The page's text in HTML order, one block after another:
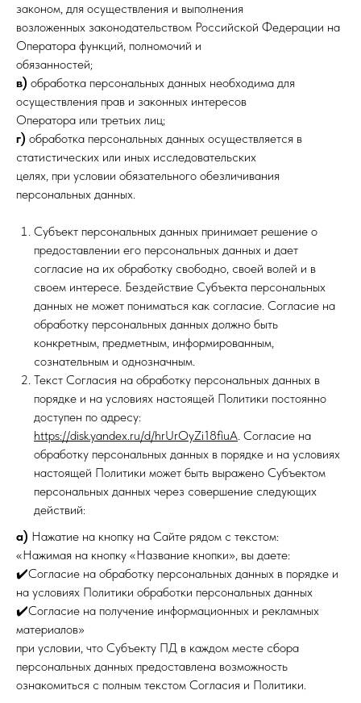
законом, для осуществления и выполнения
возложенных законодательством Российской Федерации на
Оператора функций, полномочий и
обязанностей;
в) обработка персональных данных необходима для
осуществления прав и законных интересов
Оператора или третьих лиц;
г) обработка персональных данных осуществляется в
статистических или иных исследовательских
целях, при условии обязательного обезличивания
персональных данных.
Субъект персональных данных принимает решение о
предоставлении его персональных данных и дает
согласие на их обработку свободно, своей волей и в
своем интересе. Бездействие Субъекта персональных
данных не может пониматься как согласие. Согласие на
обработку персональных данных должно быть
конкретным, предметным, информированным,
сознательным и однозначным.
Текст Согласия на обработку персональных данных в
порядке и на условиях настоящей Политики постоянно
доступен по адресу:
https://disk.yandex.ru/d/hrUrOyZi18fiuA. Согласие на
обработку персональных данных в порядке и на условиях
настоящей Политики может быть выражено Субъектом
персональных данных через совершение следующих
действий:
а) Нажатие на кнопку на Сайте рядом с текстом:
«Нажимая на кнопку «Название кнопки», вы даете:
✔️Согласие на обработку персональных данных в порядке и
на условиях Политики обработки персональных данных
✔️Согласие на получение информационных и рекламных
материалов»
при условии, что Субъекту ПД в каждом месте сбора
персональных данных предоставлена возможность
ознакомиться с полным текстом Согласия и Политики.